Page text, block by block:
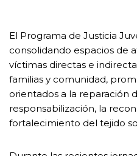
El Programa de Justicia
consolidando espacios de
víctimas directas e
familias y comunidad,
orientados a la reparación
responsabilización, la
fortalecimiento del tejido